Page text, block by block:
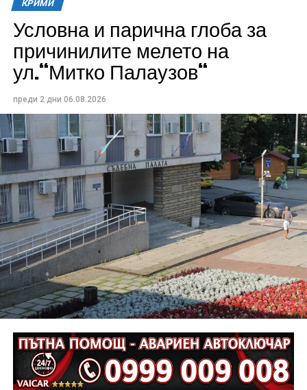
КРИМИ
Условна и парична глоба за
причинилите мелето на
ул.“Митко Палаузов“
преди 2 дни 06.08.2026